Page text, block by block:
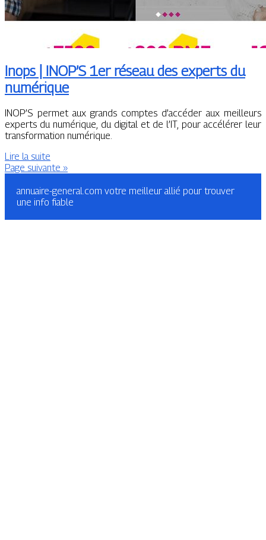
Inops | INOP’S 1er réseau des experts du
numérique
INOP’S permet aux grands comptes d’accéder aux meilleurs
experts du numérique, du digital et de l’IT, pour accélérer leur
transformation numérique.
Lire la suite
Page suivante »
annuaire-general.com votre meilleur allié pour trouver
une info fiable